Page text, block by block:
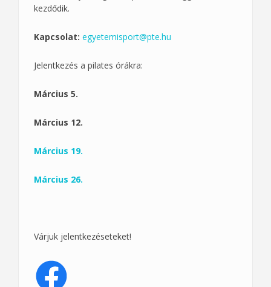
kezdődik.
Kapcsolat: egyetemisport@pte.hu
Jelentkezés a pilates órákra:
Március 5.
Március 12.
Március 19.
Március 26.
Várjuk jelentkezéseteket!